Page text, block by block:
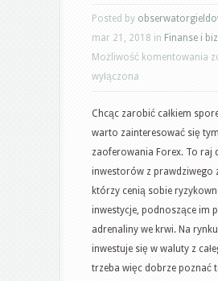
Posted by
mar 21, 2018 in Finanse i
Możliwość komentowania
i
wyłączona
Chcąc zarobić całkiem
warto zainteresować się
zaoferowania Forex. To raj
inwestorów z prawdziwego
którzy cenią sobie
inwestycje, podnoszące im
adrenaliny we krwi. Na
inwestuje się w waluty z
trzeba więc dobrze poznać